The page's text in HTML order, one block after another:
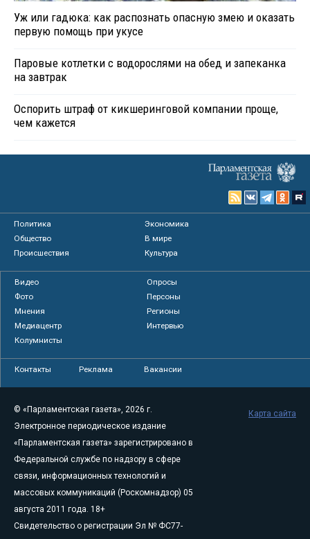
Уж или гадюка: как распознать опасную змею и оказать
первую помощь при укусе
Паровые котлетки с водорослями на обед и запеканка
на завтрак
Оспорить штраф от кикшеринговой компании проще,
чем кажется
Политика
Экономика
Общество
В мире
Происшествия
Культура
Видео
Опросы
Фото
Персоны
Мнения
Регионы
Медиацентр
Интервью
Колумнисты
Контакты Реклама Вакансии
© «Парламентская газета», 2026 г.
Электронное периодическое издание
«Парламентская газета» зарегистрировано в
Федеральной службе по надзору в сфере
связи, информационных технологий и
массовых коммуникаций (Роскомнадзор) 05
августа 2011 года. 18+
Свидетельство о регистрации Эл № ФС77-
Карта сайта